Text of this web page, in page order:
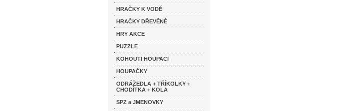
HRAČKY K VODĚ
HRAČKY DŘEVĚNÉ
HRY AKCE
PUZZLE
KOHOUTI HOUPACI
HOUPAČKY
ODRÁŽEDLA + TŘÍKOLKY +
CHODÍTKA + KOLA
SPZ a JMENOVKY